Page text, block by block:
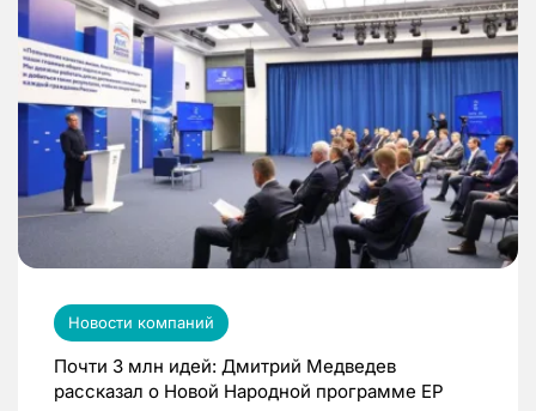
Новости компаний
Почти 3 млн идей: Дмитрий Медведев
рассказал о Новой Народной программе ЕР